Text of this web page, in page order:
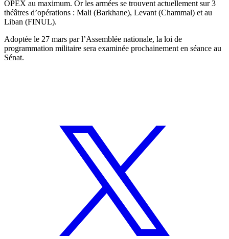
OPEX au maximum. Or les armées se trouvent actuellement sur 3
théâtres d’opérations : Mali (Barkhane), Levant (Chammal) et au
Liban (FINUL).
Adoptée le 27 mars par l’Assemblée nationale, la loi de
programmation militaire sera examinée prochainement en séance au
Sénat.